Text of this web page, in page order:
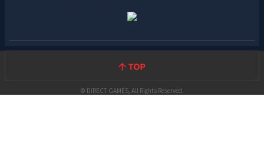
© DIRECT GAMES, All Rights Reserved.